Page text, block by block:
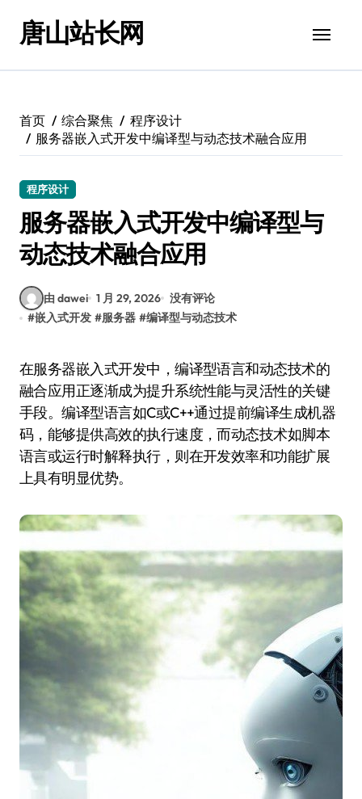
唐山站长网
首页 综合聚焦
程序设计
服务器嵌入式开发中编译型与动态技术融合应用
程序设计
服务器嵌入式开发中编译型与
动态技术融合应用
由 dawei 1 月 29, 2026 没有评论
#嵌入式开发 #服务器 #编译型与动态技术
在服务器嵌入式开发中，编译型语言和动态技术的
融合应用正逐渐成为提升系统性能与灵活性的关键
手段。编译型语言如C或C++通过提前编译生成机器
码，能够提供高效的执行速度，而动态技术如脚本
语言或运行时解释执行，则在开发效率和功能扩展
上具有明显优势。